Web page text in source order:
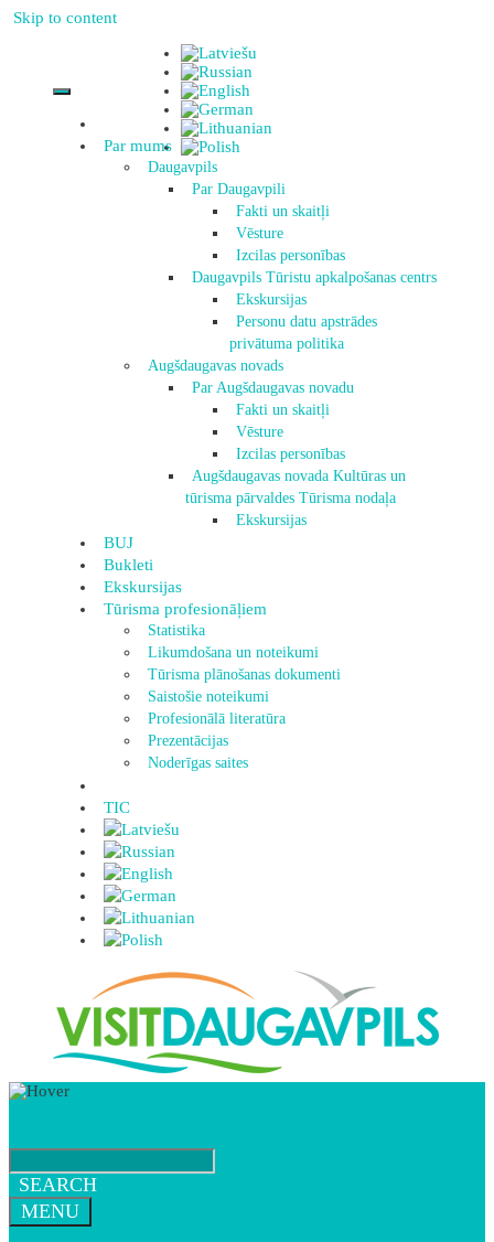
Skip to content
Par mums
Daugavpils
Par Daugavpili
Fakti un skaitļi
Vēsture
Izcilas personības
Daugavpils Tūristu apkalpošanas centrs
Ekskursijas
Personu datu apstrādes
privātuma politika
Augšdaugavas novads
Par Augšdaugavas novadu
Fakti un skaitļi
Vēsture
Izcilas personības
Augšdaugavas novada Kultūras un
tūrisma pārvaldes Tūrisma nodaļa
Ekskursijas
BUJ
Bukleti
Ekskursijas
Tūrisma profesionāļiem
Statistika
Likumdošana un noteikumi
Tūrisma plānošanas dokumenti
Saistošie noteikumi
Profesionālā literatūra
Prezentācijas
Noderīgas saites
TIC
SEARCH
MENU